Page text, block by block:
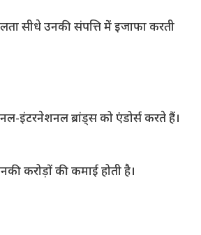
सीधे उनकी संपत्ति में इजाफा करती
इंटरनेशनल ब्रांड्स को एंडोर्स करते हैं।
करोड़ों की कमाई होती है।